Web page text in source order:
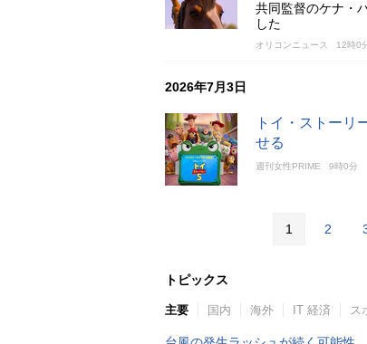
共同監督のケナ・
した
オリコンニュース 12時0
2026年7月3日
トイ・ストーリ
せる
週刊女性PRIME 9時0分
1 2
トピックス
主要 国内 海外 IT 経済 ス